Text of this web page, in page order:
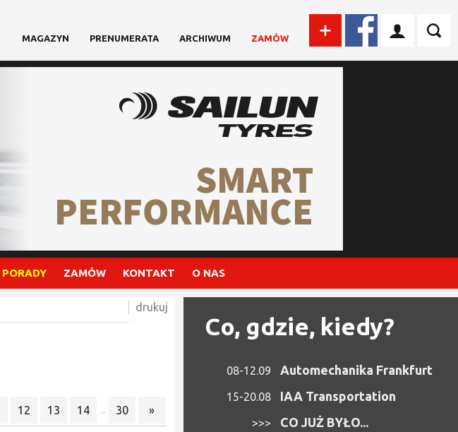
MAGAZYN PRENUMERATA ARCHIWUM ZAMÓW
PORADY ZAMÓW KONTAKT O NAS
12 13 14 30 »
drukuj
Co, gdzie, kiedy?
08-12.09 Automechanika Frankfurt
15-20.08 IAA Transportation
>>> CO JUŻ BYŁO...